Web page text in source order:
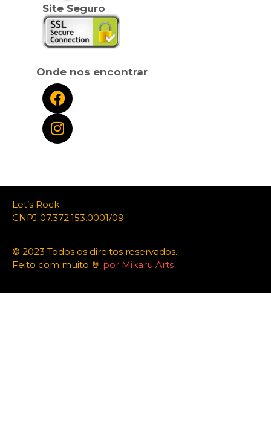
Site Seguro
Onde nos encontrar
Let’s Rock
CNPJ 07.372.153.0001/09
© 2023 Todos os direitos reservados.
Feito com muito 🤘 por Mikaru Arts